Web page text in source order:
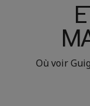
Où voir